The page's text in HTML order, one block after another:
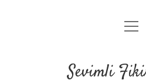
Anasayfa
Sevimli